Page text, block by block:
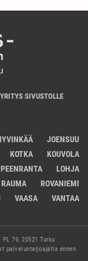
SIVUSTOLLE
JOENSUU
KOTKA
KOUVOLA
LOHJA
RAUMA
ROVANIEMI
VAASA VANTAA
79, 20521 Turku
palveluntarjoajalta ennen